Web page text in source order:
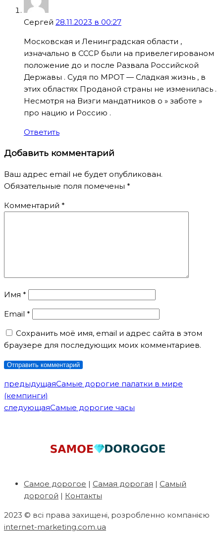
Сергей 28.11.2023 в 00:27
Московская и Ленинградская области ,
изначально в СССР были на привелегированом
положение до и после Развала Российской
Державы . Судя по МРОТ — Сладкая жизнь , в
этих областях Проданой страны не изменилась .
Несмотря на Визги мандатников о » заботе »
про нацию и Россию .
Ответить
Добавить комментарий
Ваш адрес email не будет опубликован.
Обязательные поля помечены *
Комментарий *
Имя *
Email *
Сохранить моё имя, email и адрес сайта в этом
браузере для последующих моих комментариев.
предыдущаяСамые дорогие палатки в мире
(кемпинги)
следующаяСамые дорогие часы
Самое дорогое | Самая дорогая | Самый
дорогой | Контакты
2023 © всі права захищені, розробленно компанією
internet-marketing.com.ua